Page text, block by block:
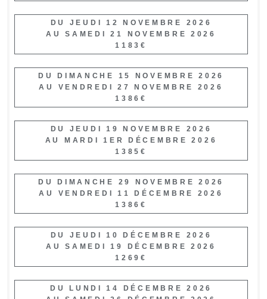
DU JEUDI 12 NOVEMBRE 2026
AU SAMEDI 21 NOVEMBRE 2026
1183€
DU DIMANCHE 15 NOVEMBRE 2026
AU VENDREDI 27 NOVEMBRE 2026
1386€
DU JEUDI 19 NOVEMBRE 2026
AU MARDI 1ER DÉCEMBRE 2026
1385€
DU DIMANCHE 29 NOVEMBRE 2026
AU VENDREDI 11 DÉCEMBRE 2026
1386€
DU JEUDI 10 DÉCEMBRE 2026
AU SAMEDI 19 DÉCEMBRE 2026
1269€
DU LUNDI 14 DÉCEMBRE 2026